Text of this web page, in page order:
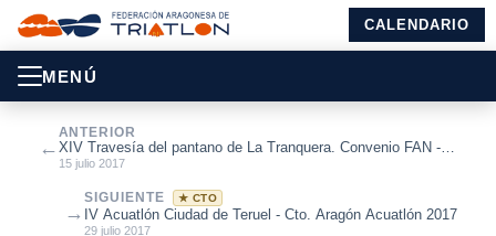
CALENDARIO
MENÚ
←
ANTERIOR
XIV Travesía del pantano de La Tranquera. Convenio FAN -
FATRI.
15 julio 2017
SIGUIENTE ★ CTO
IV Acuatlón Ciudad de Teruel - Cto. Aragón Acuatlón 2017
29 julio 2017
→